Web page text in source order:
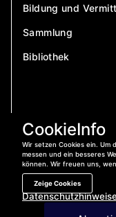
CookieInfo
Wir setzen Cookies ein. Um
messen und ein besseres
können. Wir freuen uns,
Zeige Cookies
Jetzt
Bildung und
Sammlung
Bibliothek